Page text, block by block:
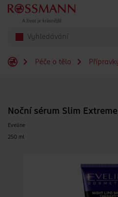
Přeskočit na hlavmní obsah
Péče o tělo
Noční sérum Slim
Eveline
250 ml